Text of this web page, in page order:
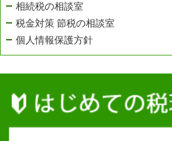
相続税の相談室
税金対策 節税の相談室
個人情報保護方針